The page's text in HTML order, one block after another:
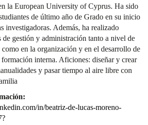
la European University of Cyprus. Ha sido
de último año de Grado en su inicio
investigadoras. Además, ha realizado
de gestión y administración tanto a nivel de
en la organización y en el desarrollo de
formación interna. Aficiones: diseñar y crear
y pasar tiempo al aire libre con
in/beatriz-de-lucas-moreno-